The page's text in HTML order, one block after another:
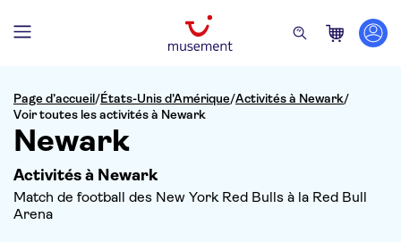
Page d’accueil/États-Unis d'Amérique/Activités à Newark/
Voir toutes les activités à Newark
Newark
Activités à Newark
Match de football des New York Red Bulls à la Red Bull
Arena